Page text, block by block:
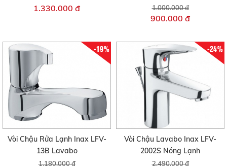
1.330.000 đ 1.000.000 đ
900.000 đ
-19%
Vòi Chậu Rửa Lạnh Inax LFV-
13B Lavabo
1.180.000 đ
-24%
Vòi Chậu Lavabo Inax LFV-
2002S Nóng Lạnh
2.490.000 đ